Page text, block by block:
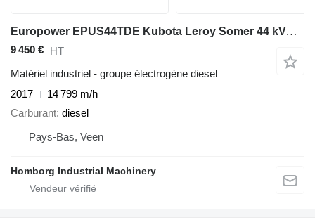
Europower EPUS44TDE Kubota Leroy Somer 44 kVA Supersilent Rental generator
9 450 € HT
Matériel industriel - groupe électrogène diesel
2017
14 799 m/h
Carburant diesel
Pays-Bas, Veen
Homborg Industrial Machinery